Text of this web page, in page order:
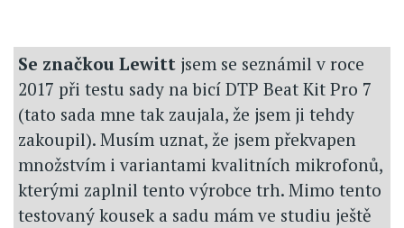
Se značkou Lewitt jsem se seznámil v roce
2017 při testu sady na bicí DTP Beat Kit Pro 7
(tato sada mne tak zaujala, že jsem ji tehdy
zakoupil). Musím uznat, že jsem překvapen
množstvím i variantami kvalitních mikrofonů,
kterými zaplnil tento výrobce trh. Mimo tento
testovaný kousek a sadu mám ve studiu ještě